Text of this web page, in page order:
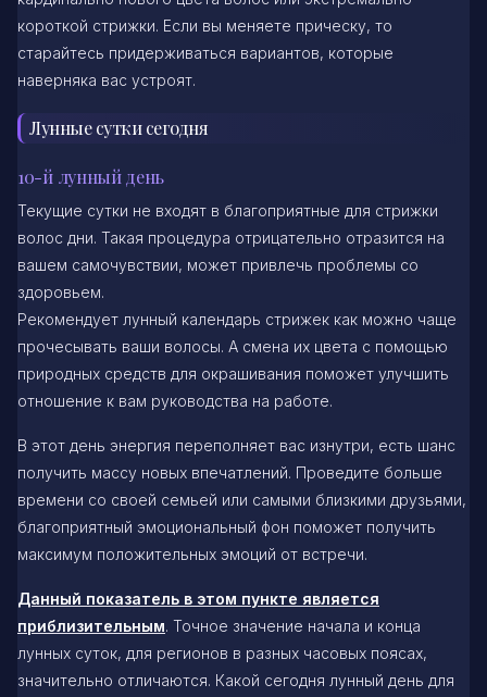
короткой стрижки. Если вы меняете прическу, то
старайтесь придерживаться вариантов, которые
наверняка вас устроят.
Лунные сутки сегодня
10-й лунный день
Текущие сутки не входят в благоприятные для стрижки
волос дни. Такая процедура отрицательно отразится на
вашем самочувствии, может привлечь проблемы со
здоровьем.
Рекомендует лунный календарь стрижек как можно чаще
прочесывать ваши волосы. А смена их цвета с помощью
природных средств для окрашивания поможет улучшить
отношение к вам руководства на работе.
В этот день энергия переполняет вас изнутри, есть шанс
получить массу новых впечатлений. Проведите больше
времени со своей семьей или самыми близкими друзьями,
благоприятный эмоциональный фон поможет получить
максимум положительных эмоций от встречи.
Данный показатель в этом пункте является
приблизительным. Точное значение начала и конца
лунных суток, для регионов в разных часовых поясах,
значительно отличаются. Какой сегодня лунный день для